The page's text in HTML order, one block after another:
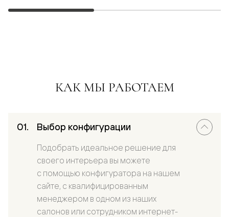
КАК МЫ РАБОТАЕМ
Выбор конфигурации
Подобрать идеальное решение для
своего интерьера вы можете
с помощью конфигуратора на нашем
сайте, с квалифицированным
менеджером в одном из наших
салонов или сотрудником интернет-